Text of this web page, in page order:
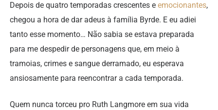
Depois de quatro temporadas crescentes e emocionantes,
chegou a hora de dar adeus à família Byrde. E eu adiei
tanto esse momento… Não sabia se estava preparada
para me despedir de personagens que, em meio à
tramoias, crimes e sangue derramado, eu esperava
ansiosamente para reencontrar a cada temporada.
Quem nunca torceu pro Ruth Langmore em sua vida